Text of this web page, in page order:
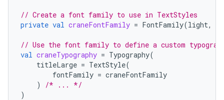
// Create a font family to use in TextStyles
private val craneFontFamily = FontFamily(light,
// Use the font family to define a custom
val craneTypography = Typography(
titleLarge = TextStyle(
fontFamily = craneFontFamily
)
/* ... */
)